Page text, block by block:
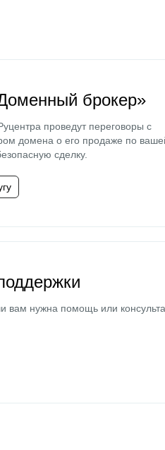
брокер»
проведут переговоры с
домена о его продаже по
сделку.
вам нужна помощь или